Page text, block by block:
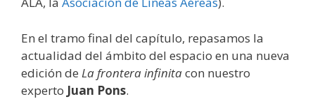
En el tramo final del capítulo, repasamos la
actualidad del ámbito del espacio en una nueva
edición de La frontera infinitacon nuestro
experto Juan Pons.